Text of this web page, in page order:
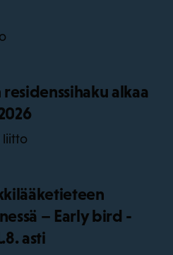
alkaa
liitto
– Early bird -
asti